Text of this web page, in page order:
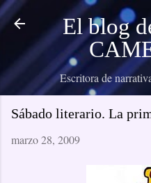
Ir al
El blog
Escritora de
Sábado literario. La
marzo 28, 2009